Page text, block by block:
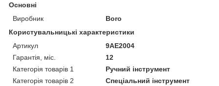
Основні
Виробник
Boro
Користувальницькі характеристики
Артикул
9AE2004
Гарантія, міс.
12
Категорія товарів 1
Ручний інструмент
Категорія товарів 2
Спеціальний інструмент